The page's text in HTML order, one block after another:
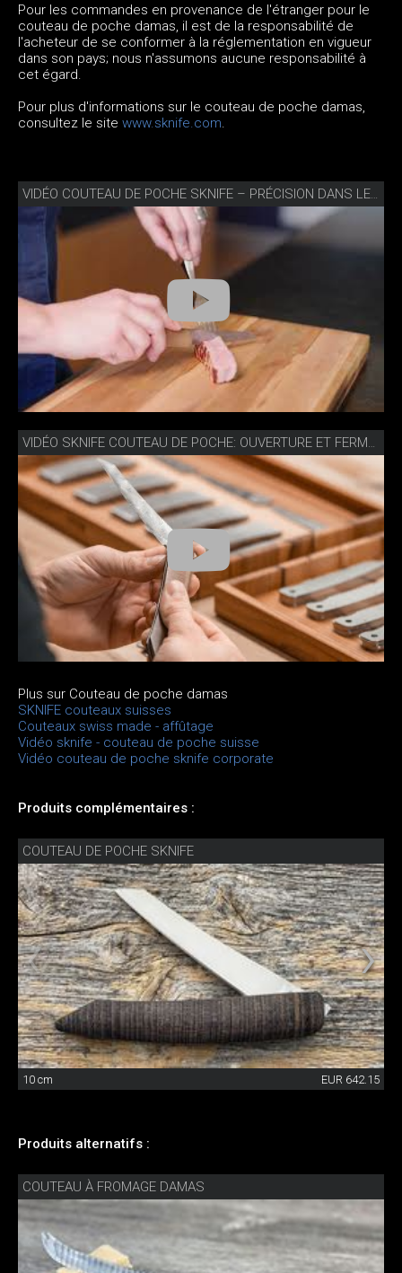
Pour les commandes en provenance de l'étranger pour le
couteau de poche damas, il est de la responsabilité de
l'acheteur de se conformer à la réglementation en vigueur
dans son pays; nous n'assumons aucune responsabilité à
cet égard.
Pour plus d'informations sur le couteau de poche damas,
consultez le site www.sknife.com.
VIDÉO SKNIFE COUTEAU DE POCHE: OUVERTURE ET FERMETURE FACILES
Plus sur Couteau de poche damas
SKNIFE couteaux suisses
Couteaux swiss made - affûtage
Vidéo sknife - couteau de poche suisse
Vidéo couteau de poche sknife corporate
Produits complémentaires :
COUTEAU DE POCHE SKNIFE
10 cm EUR 642.15
Produits alternatifs :
COUTEAU À FROMAGE DAMAS